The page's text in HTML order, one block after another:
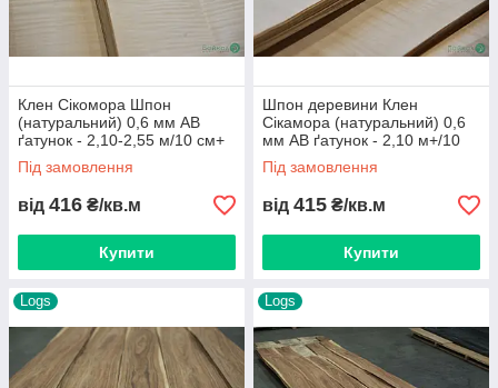
Клен Сікомора Шпон
(натуральний) 0,6 мм АВ
ґатунок - 2,10-2,55 м/10 см+
Під замовлення
від 416 ₴/кв.м
Купити
Шпон деревини Клен
Сікамора (натуральний) 0,6
мм АВ ґатунок - 2,10 м+/10
см+
Під замовлення
від 415 ₴/кв.м
Купити
Logs Logs